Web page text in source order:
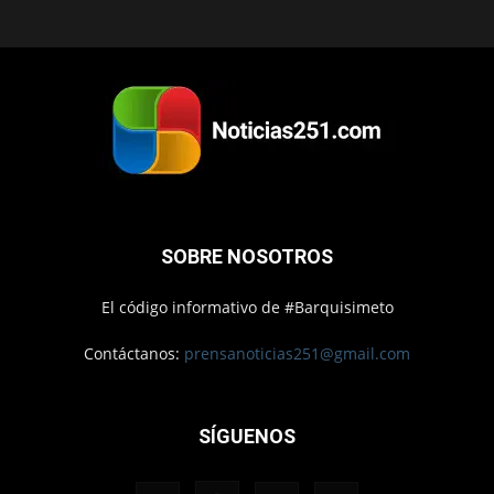
SOBRE NOSOTROS
El código informativo de #Barquisimeto
Contáctanos: prensanoticias251@gmail.com
SÍGUENOS